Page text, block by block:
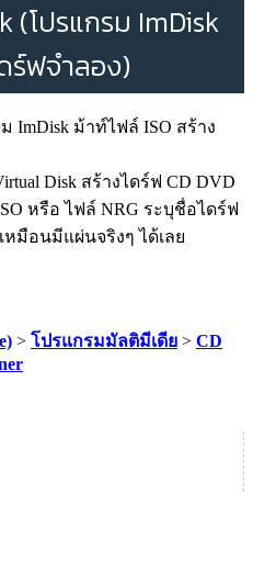
(โปรแกรม ImDisk
ร์ฟจำลอง)
Disk สร้างไดร์ฟ CD DVD
หรือ ไฟล์ NRG ระบุชื่อไดร์ฟ
หมือนมีแผ่นจริงๆ ได้เลย
> โปรแกรมมัลติมีเดีย > CD